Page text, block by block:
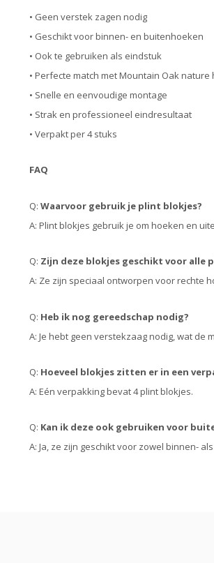
• Geen verstek zagen nodig
• Geschikt voor binnen- en buitenhoeken
• Ook te gebruiken als eindstuk
• Perfecte match met Mountain Oak nature
• Snelle en eenvoudige montage
• Strak en professioneel eindresultaat
• Verpakt per 4 stuks
FAQ
Q: Waarvoor gebruik je plint blokjes?
A: Plint blokjes gebruik je om hoeken en
Q: Zijn deze blokjes geschikt voor alle
A: Ze zijn speciaal ontworpen voor rechte
Q: Heb ik nog gereedschap nodig?
A: Je hebt geen verstekzaag nodig, wat de
Q: Hoeveel blokjes zitten er in een
A: Eén verpakking bevat 4 plint blokjes.
Q: Kan ik deze ook gebruiken voor
A: Ja, ze zijn geschikt voor zowel binnen-